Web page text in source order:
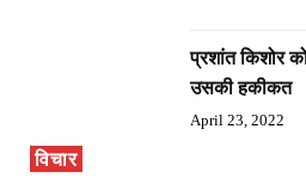
विचार
प्रशांत किशोर
उसकी हकीकत
April 23, 2022